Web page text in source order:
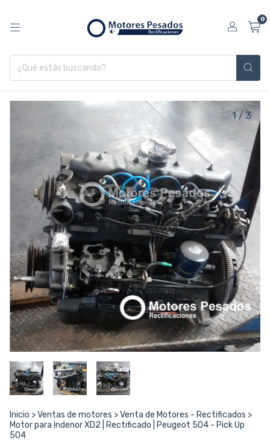
0
1/3
Inicio >Ventas de motores >Venta de Motores - Rectificados >
Motor para Indenor XD2 | Rectificado | Peugeot 504 - Pick Up
504